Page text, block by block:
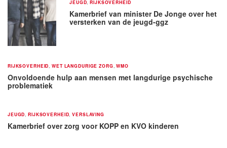
JEUGD ,RIJKSOVERHEID
Kamerbrief van minister De Jonge over het
versterken van de jeugd-ggz
RIJKSOVERHEID ,WET LANGDURIGE ZORG ,WMO
Onvoldoende hulp aan mensen met langdurige psychische
problematiek
JEUGD ,RIJKSOVERHEID ,VERSLAVING
Kamerbrief over zorg voor KOPP en KVO kinderen